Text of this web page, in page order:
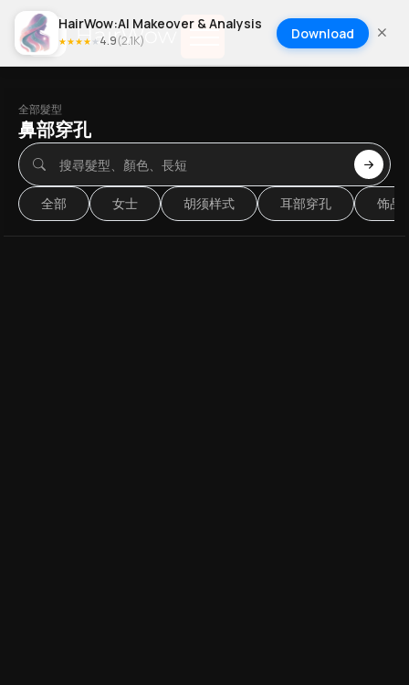
HairWow:AI Makeover & Analysis
★★★★ ★4.9(2.1K) Download
全部髮型
鼻部穿孔
全部 女士 胡须样式 耳部穿孔 饰品